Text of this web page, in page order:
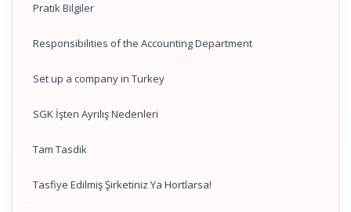
Pratik Bilgiler
Responsibilities of the Accounting Department
Set up a company in Turkey
SGK İşten Ayrılış Nedenleri
Tam Tasdik
Tasfiye Edilmiş Şirketiniz Ya Hortlarsa!